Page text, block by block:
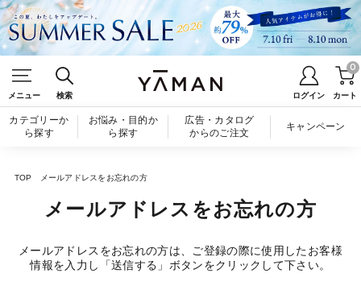
メニュー 検索 ログイン カート
0
カテゴリーか
ら探す
お悩み・目的か
ら探す
広告・カタログ
からのご注文
キャンペーン
TOP メールアドレスをお忘れの方
メールアドレスをお忘れの方
メールアドレスをお忘れの方は、ご登録の際に使用したお客様
情報を入力し「送信する」ボタンをクリックして下さい。